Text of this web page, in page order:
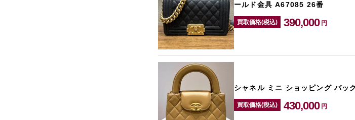
ールド金具 A67085 26番
買取価格(税込) 390,000 円
シャネル ミニ ショッピング バッ
買取価格(税込) 430,000 円